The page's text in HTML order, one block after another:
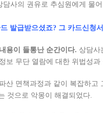
담사의 권유로 추심원에게 물
발급받으셨죠? 그 카드신청
용이 들통난 순간이다. 상담사
보 무단 열람에 대한 위법성
산 면책과정과 같이 복잡하고
것으로 악몽이 해결되었다.